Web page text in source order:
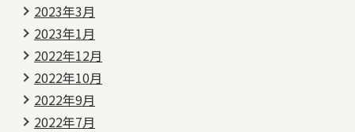
2023年3月
2023年1月
2022年12月
2022年10月
2022年9月
2022年7月